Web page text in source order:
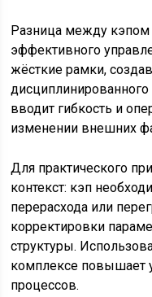
Разница между кэпом
эффективного
жёсткие рамки,
вводит гибкость и
изменении внешних
Для практического
контекст: кэп
перерасхода или
корректировки
структуры.
комплексе повышает
процессов.